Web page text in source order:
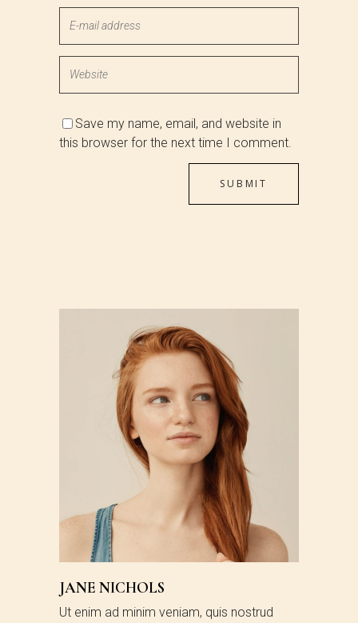
Save my name, email, and website in
this browser for the next time I comment.
JANE NICHOLS
Ut enim ad minim veniam, quis nostrud